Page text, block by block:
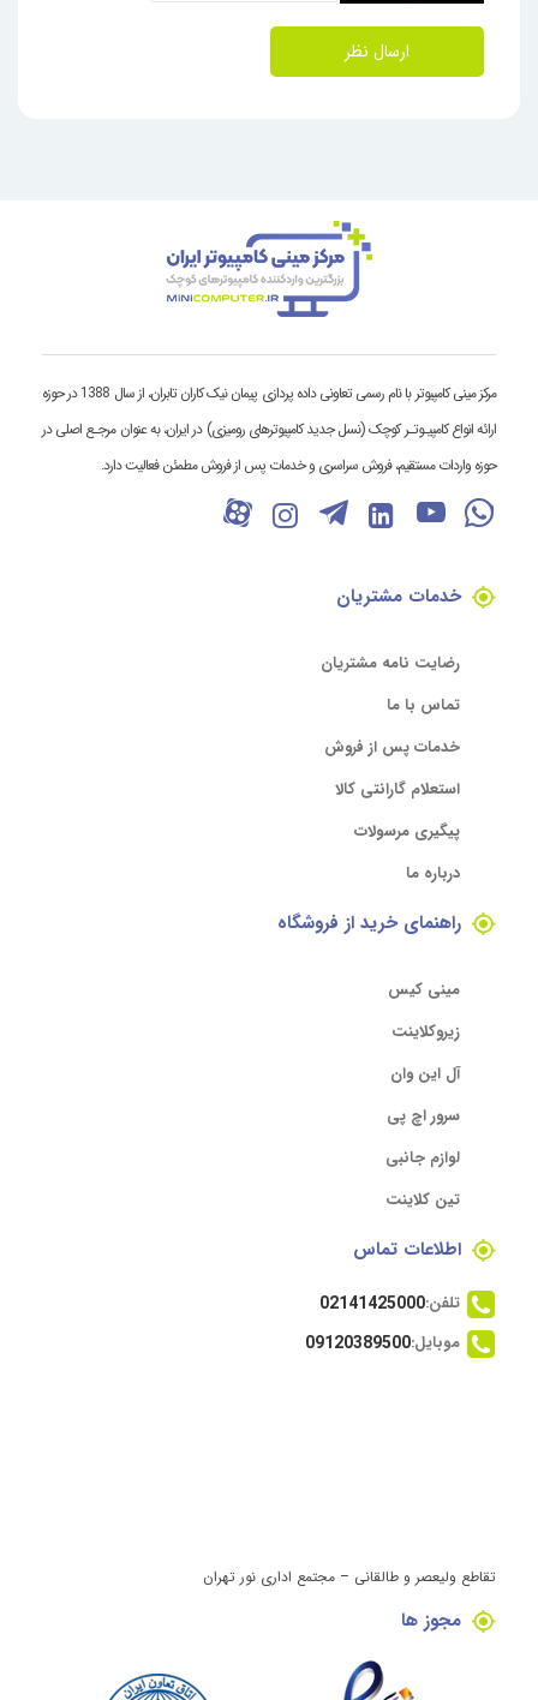
ارسال نظر
مرکز مینی کامپیوتر با نام رسمی تعاونی داده پردازی پیمان نیک کاران تابران، از سال 1388 در حوزه
ارائه انواع کامپیـوتـر کوچک (نسل جدید کامپیوترهای رومیزی) در ایران، به عنوان مرجـع اصلی در
حوزه واردات مستقیم، فروش سراسری و خدمات پس از فروش مطمئن فعالیت دارد.
خدمات مشتریان
رضایت نامه مشتریان
تماس با ما
خدمات پس از فروش
استعلام گارانتی کالا
پیگیری مرسولات
درباره ما
راهنمای خرید از فروشگاه
مینی کیس
زیروکلاینت
آل این وان
سرور اچ پی
لوازم جانبی
تین کلاینت
اطلاعات تماس
تلفن:02141425000
موبایل:09120389500
تقاطع ولیعصر و طالقانی – مجتمع اداری نور تهران
مجوز ها